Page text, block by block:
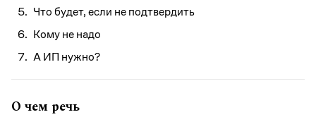
Что будет, если не подтвердить
Кому не надо
А ИП нужно?
О чем речь